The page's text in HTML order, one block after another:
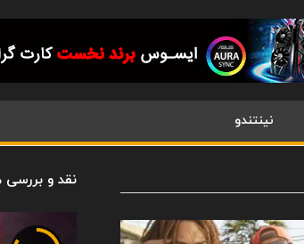
نینتندو
نقد و بررسی